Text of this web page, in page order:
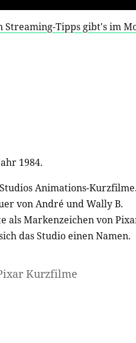
Streaming-Tipps gibt's im
1984.
Animations-Kurzfilme.
von André und Wally B.
als Markenzeichen von
das Studio einen Namen.
Kurzfilme